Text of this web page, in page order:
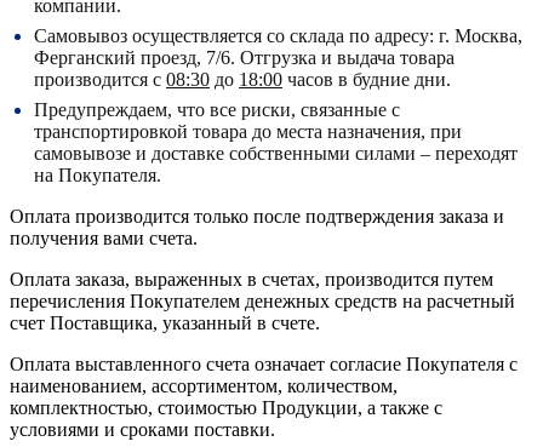
компании.
Самовывоз осуществляется со склада по адресу: г. Москва,
Ферганский проезд, 7/6. Отгрузка и выдача товара
производится с 08:30 до 18:00 часов в будние дни.
Предупреждаем, что все риски, связанные с
транспортировкой товара до места назначения, при
самовывозе и доставке собственными силами – переходят
на Покупателя.
Оплата производится только после подтверждения заказа и
получения вами счета.
Оплата заказа, выраженных в счетах, производится путем
перечисления Покупателем денежных средств на расчетный
счет Поставщика, указанный в счете.
Оплата выставленного счета означает согласие Покупателя с
наименованием, ассортиментом, количеством,
комплектностью, стоимостью Продукции, а также с
условиями и сроками поставки.